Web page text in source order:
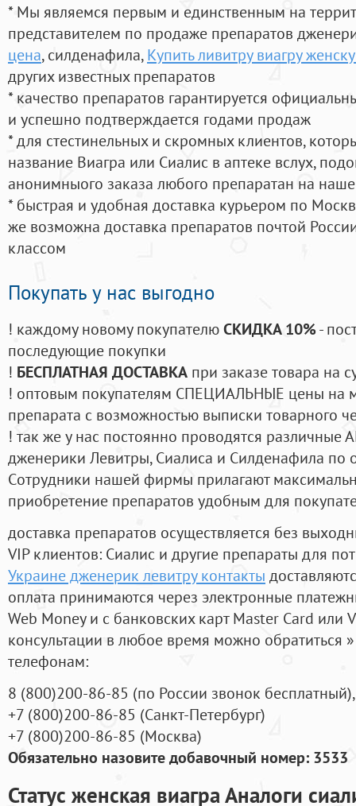
* Мы являемся первым и единственным на
представителем по продаже препаратов
цена, силденафила, Купить ливитру виагру
других известных препаратов
* качество препаратов гарантируется
и успешно подтверждается годами продаж
* для стестинельных и скромных клиентов,
название Виагра или Сиалис в аптеке вслух,
анонимныого заказа любого препаратан на
* быстрая и удобная доставка курьером по
же возможна доставка препаратов почтой
классом
Покупать у нас выгодно
! каждому новому покупателюСКИДКА 10%-
последующие покупки
! БЕСПЛАТНАЯ ДОСТАВКА при заказе товара на
! оптовым покупателям СПЕЦИАЛЬНЫЕ цены на
препарата с возможностью выписки товарного
! так же у нас постоянно проводятся
дженерики Левитры, Сиалиса и Силденафила по
Cотрудники нашей фирмы прилагают
приобретение препаратов удобным для
доставка препаратов осуществляется без
VIP клиентов: Сиалис и другие препараты для
Украине дженерик левитру контакты
оплата принимаются через электронные
Web Money и с банковских карт Master Card или
консультации в любое время можно обратиться
телефонам:
8 (800)200-86-85 (по России звонок бесплатный),
+7 (800)200-86-85 (Санкт-Петербург)
+7 (800)200-86-85 (Москва)
Обязательно назовите добавочный номер: 3533
Статус женская виагра Аналоги